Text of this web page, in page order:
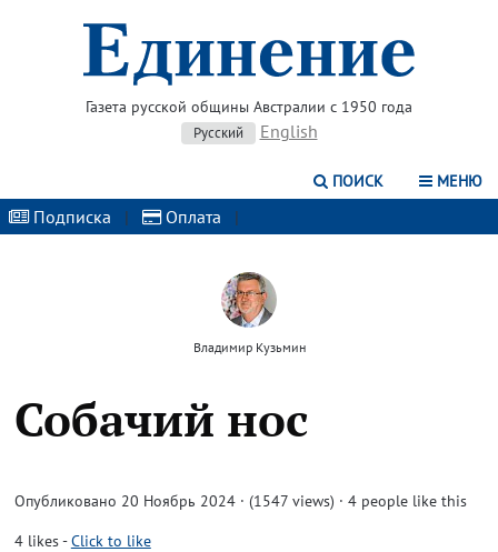
Газета русской общины Австралии с 1950 года
Русский English
ПОИСК МЕНЮ
Подписка | Оплата |
Владимир Кузьмин
Собачий нос
Опубликовано 20 Ноябрь 2024 · (1547 views) · 4 people like this
4likes-Click to like